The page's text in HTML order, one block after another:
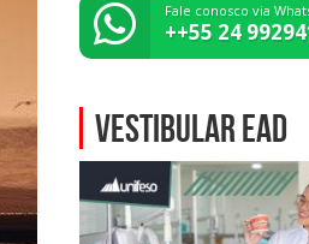
Fale conosco via
++55 24
VESTIBULAR EAD